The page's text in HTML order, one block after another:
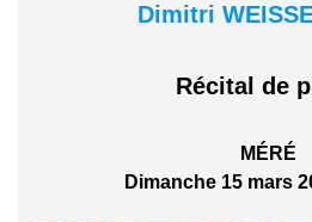
Dimitri
Récital de
MÉRÉ
Dimanche 15 mars